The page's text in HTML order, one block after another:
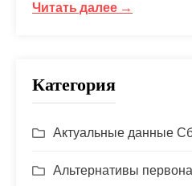
Читать далее →
Категория
Актуальные данные
Альтернативы